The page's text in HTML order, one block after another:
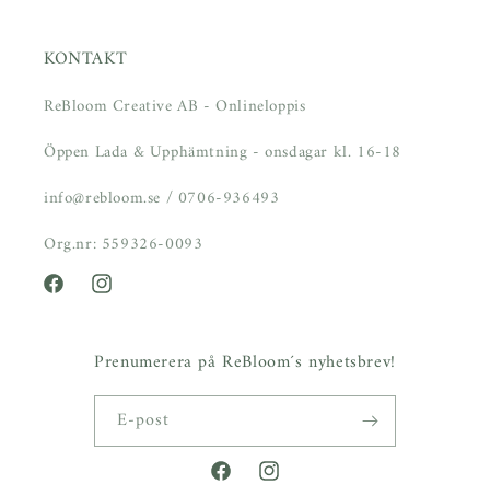
KONTAKT
ReBloom Creative AB - Onlineloppis
Öppen Lada & Upphämtning - onsdagar kl. 16-18
info@rebloom.se / 0706-936493
Org.nr: 559326-0093
FacebookInstagram
Prenumerera på ReBloom´s nyhetsbrev!
E-post